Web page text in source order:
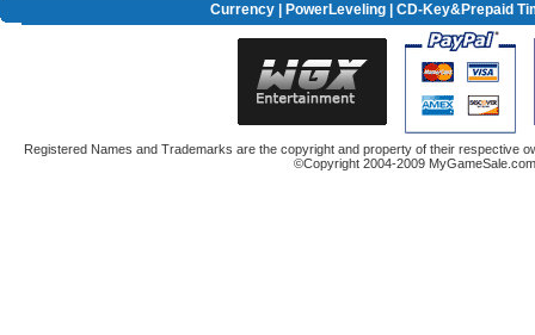
Currency| PowerLeveling| CD-Key&Prepaid
Registered Names and Trademarks are the copyright and property of their respective
©Copyright 2004-2009